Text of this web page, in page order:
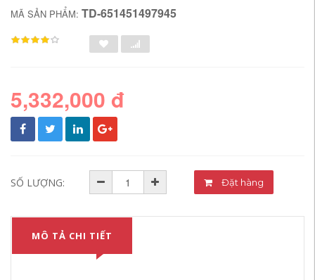
MÃ SẢN PHẨM: TD-651451497945
5,332,000 đ
SỐ LƯỢNG: Đặt hàng
MÔ TẢ CHI TIẾT